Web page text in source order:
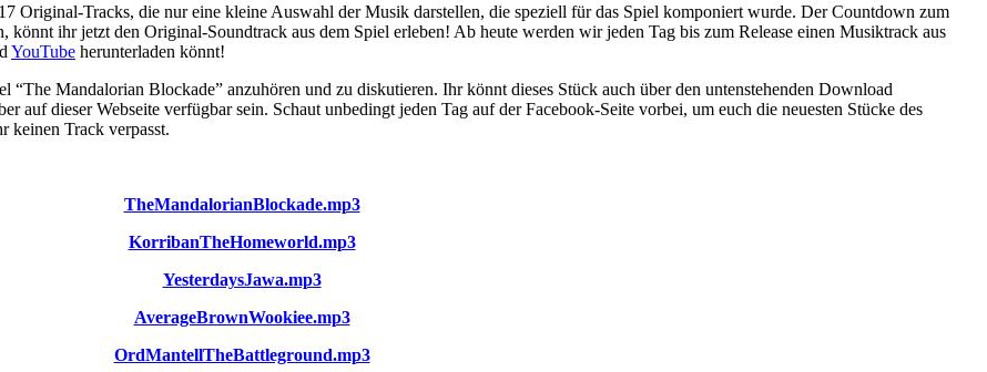
Tracks, die nur eine kleine Auswahl der Musik darstellen, die speziell für das Spiel komponiert wurde. Der Countdown zum
könnt ihr jetzt den Original-Soundtrack aus dem Spiel erleben! Ab heute werden wir jeden Tag bis zum Release einen Musiktrack aus
YouTube herunterladen könnt!
“The Mandalorian Blockade” anzuhören und zu diskutieren. Ihr könnt dieses Stück auch über den untenstehenden Download
auf dieser Webseite verfügbar sein. Schaut unbedingt jeden Tag auf der Facebook-Seite vorbei, um euch die neuesten Stücke des
keinen Track verpasst.
TheMandalorianBlockade.mp3
KorribanTheHomeworld.mp3
YesterdaysJawa.mp3
AverageBrownWookiee.mp3
OrdMantellTheBattleground.mp3